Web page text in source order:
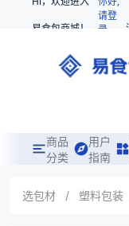
易食包商城！
请登
录
商品
分类
用户
指南
选包材 / 塑料包装